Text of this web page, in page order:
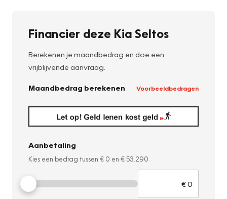
Financier deze Kia Seltos
Berekenen je maandbedrag en doe een
vrijblijvende aanvraag.
Maandbedrag berekenen Voorbeeldbedragen
Aanbetaling
Kies een bedrag tussen € 0 en € 53.290